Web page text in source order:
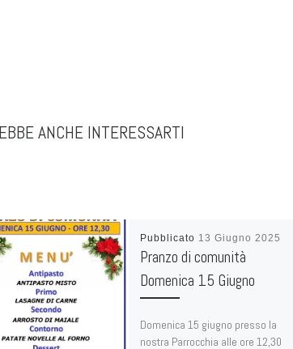
ANCHE INTERESSARTI
Pubblicato 13 Giugno 2025
Pranzo di comunità
Domenica 15 Giugno
Domenica 15 giugno presso la
nostra Parrocchia alle ore 12,30